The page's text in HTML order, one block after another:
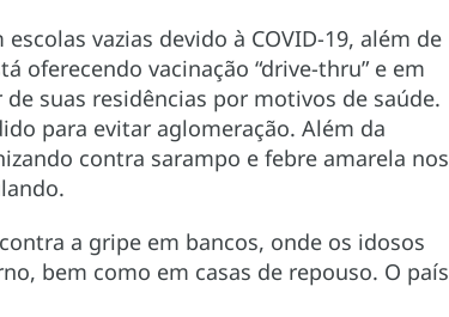
vazias devido à COVID-19, além de
oferecendo vacinação “drive-thru” e em
suas residências por motivos de saúde.
para evitar aglomeração. Além da
contra sarampo e febre amarela nos
a gripe em bancos, onde os idosos
bem como em casas de repouso. O país